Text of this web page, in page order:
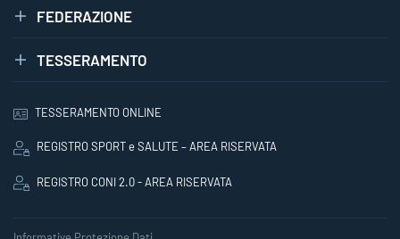
FEDERAZIONE
TESSERAMENTO
TESSERAMENTO ONLINE
REGISTRO SPORT e SALUTE – AREA RISERVATA
REGISTRO CONI 2.0 - AREA RISERVATA